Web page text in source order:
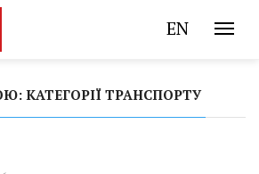
EN
КАТЕГОРІЇ ТРАНСПОРТУ